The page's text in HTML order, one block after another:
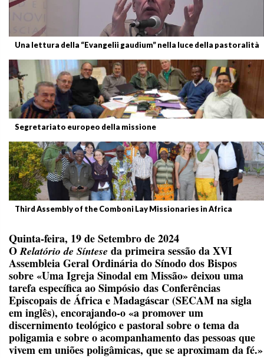
Una lettura della “Evangelii gaudium” nella luce della pastoralità
Segretariato europeo della missione
Third Assembly of the Comboni Lay Missionaries in Africa
Quinta-feira, 19 de Setembro de 2024
ORelatório de Síntese da primeira sessão da XVI
Assembleia Geral Ordinária do Sínodo dos Bispos
sobre «Uma Igreja Sinodal em Missão» deixou uma
tarefa específica ao Simpósio das Conferências
Episcopais de África e Madagáscar (SECAM na sigla
em inglês), encorajando-o «a promover um
discernimento teológico e pastoral sobre o tema da
poligamia e sobre o acompanhamento das pessoas que
vivem em uniões poligâmicas, que se aproximam da fé.»